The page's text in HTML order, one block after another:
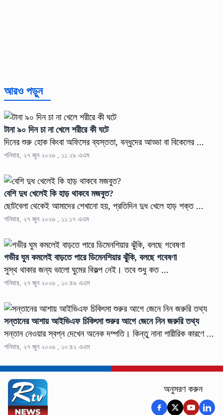
আরও পড়ুন
টানা ৯০ দিন চা না খেলে শরীরে কী ঘটে
দিনের শুরু হোক কিংবা অফিসের ব্যস্ততা, বন্ধুদের আড্ডা বা বিকেলের ...
শনিবার, ২৭ জুন ২০২৬ , ১১:২৯ এএম
বেশি দুধ খেলেই কি হাড় থাকবে মজবুত?
ছোটবেলা থেকেই আমাদের শেখানো হয়, প্রতিদিন দুধ খেলে হাড় শক্ত ...
শনিবার, ২৭ জুন ২০২৬ , ১১:১৭ এএম
গভীর ঘুম কমলেই বাড়তে পারে ডিমেনশিয়ার ঝুঁকি, বলছে গবেষণা
সুস্থ থাকার জন্য ভালো ঘুমের বিকল্প নেই। তবে শুধু কত ...
শনিবার, ২৭ জুন ২০২৬ , ১০:৪৯ এএম
সন্তানের আশায় আইভিএফ চিকিৎসা শুরুর আগে জেনে নিন জরুরি তথ্য
সন্তান নেওয়ার স্বপ্ন দেখেন অনেক দম্পতি। কিন্তু নানা শারীরিক কারণে ...
শনিবার, ২৭ জুন ২০২৬ , ১০:৪২ এএম
অনুসরণ করুন